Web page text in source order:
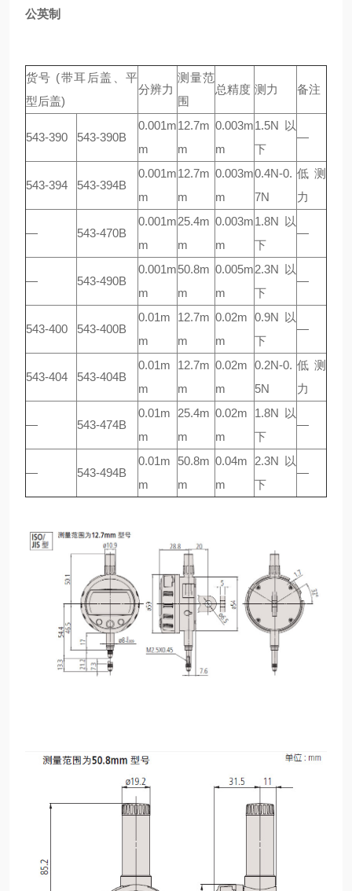
公英制
货号 (带耳后盖、平
型后盖)
分辨力
测量范
围
总精度 测力 备注
543-390 543-390B
0.001m
m
12.7m
m
0.003m
m
1.5N以
下
—
543-394 543-394B
0.001m
m
12.7m
m
0.003m
m
0.4N-0.
7N
低测
力
— 543-470B
0.001m
m
25.4m
m
0.003m
m
1.8N以
下
—
— 543-490B
0.001m
m
50.8m
m
0.005m
m
2.3N以
下
—
543-400 543-400B
0.01m
m
12.7m
m
0.02m
m
0.9N以
下
—
543-404 543-404B
0.01m
m
12.7m
m
0.02m
m
0.2N-0.
5N
低测
力
— 543-474B
0.01m
m
25.4m
m
0.02m
m
1.8N以
下
—
— 543-494B
0.01m
m
50.8m
m
0.04m
m
2.3N以
下
—